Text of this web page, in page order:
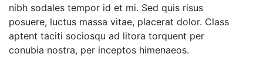
nibh sodales tempor id et mi. Sed quis risus
posuere, luctus massa vitae, placerat dolor. Class
aptent taciti sociosqu ad litora torquent per
conubia nostra, per inceptos himenaeos.